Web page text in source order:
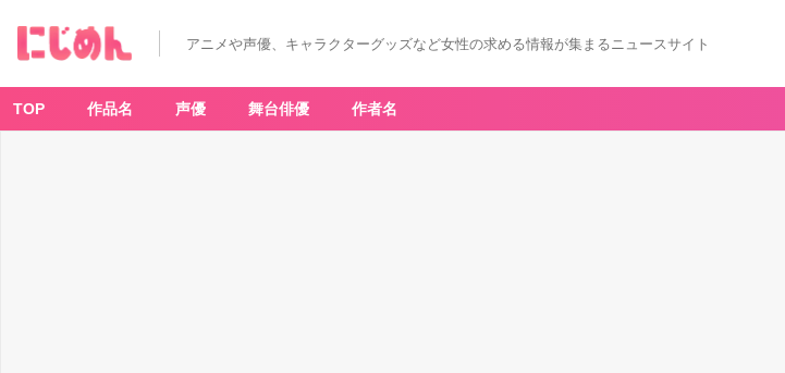
アニメや声優、キャラクターグッズなど女性の求める情報が集まるニュースサイト
TOP 作品名 声優 舞台俳優 作者名